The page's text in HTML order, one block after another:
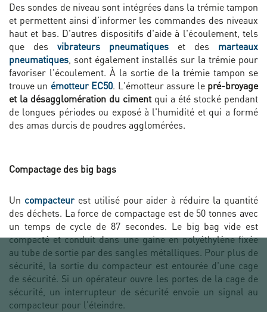
Des sondes de niveau sont intégrées dans la trémie tampon
et permettent ainsi d’informer les commandes des niveaux
haut et bas. D'autres dispositifs d'aide à l'écoulement, tels
que des vibrateurs pneumatiques et des marteaux
pneumatiques , sont également installés sur la trémie pour
favoriser l'écoulement. À la sortie de la trémie tampon se
trouve un émotteur EC50. L'émotteur assure le pré-broyage
et la désagglomération du ciment qui a été stocké pendant
de longues périodes ou exposé à l'humidité et qui a formé
des amas durcis de poudres agglomérées.
Compactage des big bags
Un compacteurest utilisé pour aider à réduire la quantité
des déchets. La force de compactage est de 50 tonnes avec
un temps de cycle de 87 secondes. Le big bag vide est
compacté et conduit dans une gaine en polyéthylène fixée
au tube de sortie par des sangles métalliques. Pour plus de
sécurité, la sortie du compacteur est entourée d'une cage
de sécurité. Si un opérateur ouvre les portes de la cage de
sécurité, un interrupteur de sécurité envoie un signal au
compacteur pour l'éteindre.